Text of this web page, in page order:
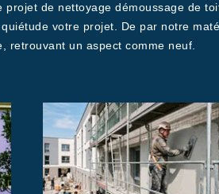
de nettoyage démoussage de
votre projet. De par notre
retrouvant un aspect comme neuf.